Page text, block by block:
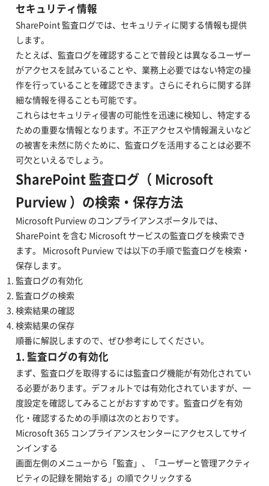
セキュリティ情報
SharePoint 監査ログでは、セキュリティに関する情報も提供
します。
たとえば、監査ログを確認することで普段とは異なるユーザー
がアクセスを試みていることや、業務上必要ではない特定の操
作を行っていることを確認できます。さらにそれらに関する詳
細な情報を得ることも可能です。
これらはセキュリティ侵害の可能性を迅速に検知し、特定する
ための重要な情報となります。不正アクセスや情報漏えいなど
の被害を未然に防ぐために、監査ログを活用することは必要不
可欠といえるでしょう。
SharePoint 監査ログ（ Microsoft
Purview ）の検索・保存方法
Microsoft Purview のコンプライアンスポータルでは、
SharePoint を含む Microsoft サービスの監査ログを検索でき
ます。 Microsoft Purview では以下の手順で監査ログを検索・
保存します。
監査ログの有効化
監査ログの検索
検索結果の確認
検索結果の保存
順番に解説しますので、ぜひ参考にしてください。
1. 監査ログの有効化
まず、監査ログを取得するには監査ログ機能が有効化されてい
る必要があります。デフォルトでは有効化されていますが、一
度設定を確認してみることがおすすめです。監査ログを有効
化・確認するための手順は次のとおりです。
Microsoft 365 コンプライアンスセンターにアクセスしてサイ
ンインする
画面左側のメニューから「監査」、「ユーザーと管理アクティ
ビティの記録を開始する」の順でクリックする